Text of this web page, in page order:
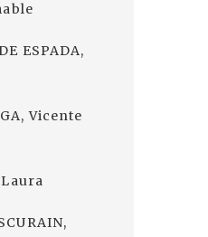
ESPADA,
Vicente
Laura